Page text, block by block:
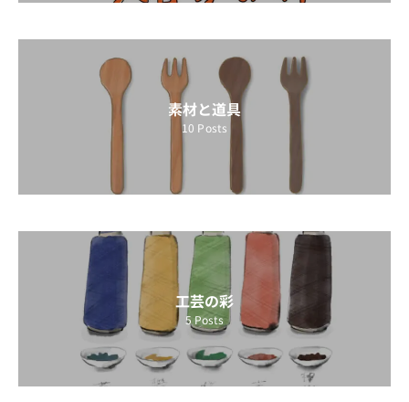
素材と道具
10 Posts
工芸の彩
5 Posts